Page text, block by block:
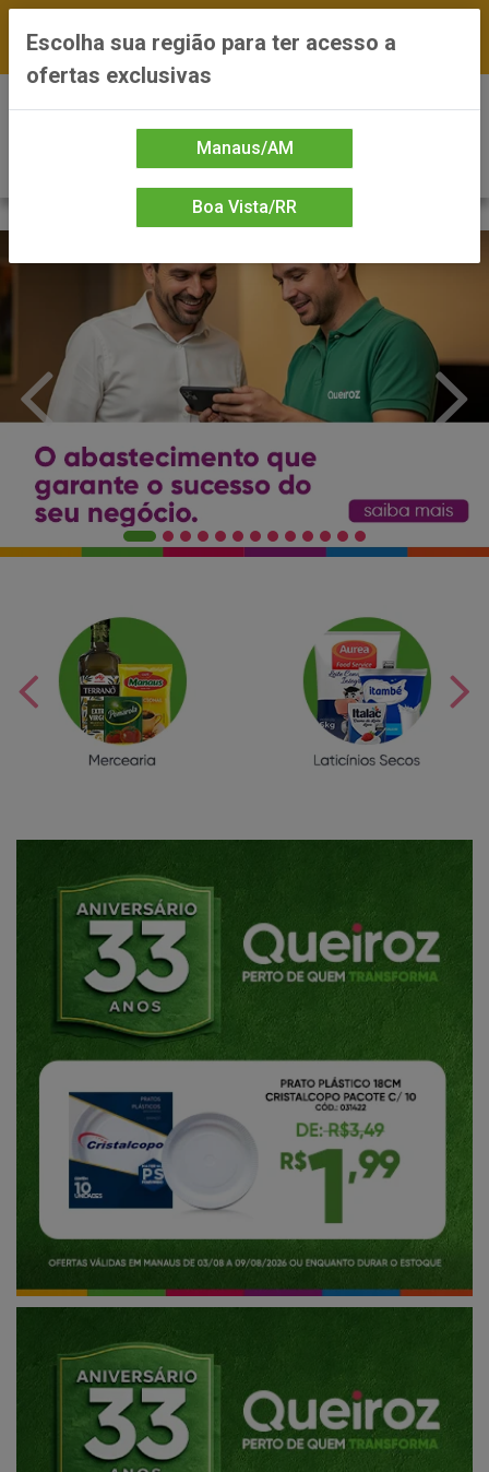
*Preços exclusivos do site — Entrega em até 24h
Escolha sua região para ter acesso a
ofertas exclusivas
Manaus/AM
Boa Vista/RR